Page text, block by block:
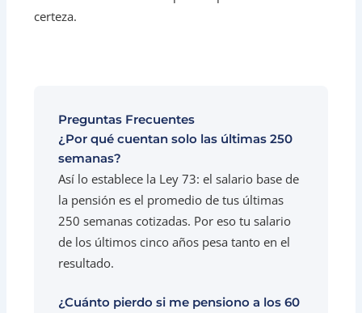
certeza.
Preguntas Frecuentes
¿Por qué cuentan solo las últimas 250
semanas?
Así lo establece la Ley 73: el salario base de
la pensión es el promedio de tus últimas
250 semanas cotizadas. Por eso tu salario
de los últimos cinco años pesa tanto en el
resultado.
¿Cuánto pierdo si me pensiono a los 60